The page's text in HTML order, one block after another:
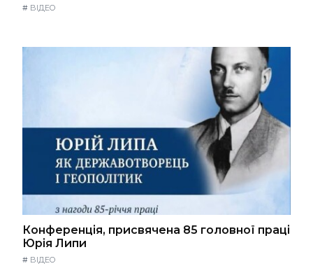
# ВІДЕО
Конференція, присвячена 85 головної праці
Юрія Липи
# ВІДЕО